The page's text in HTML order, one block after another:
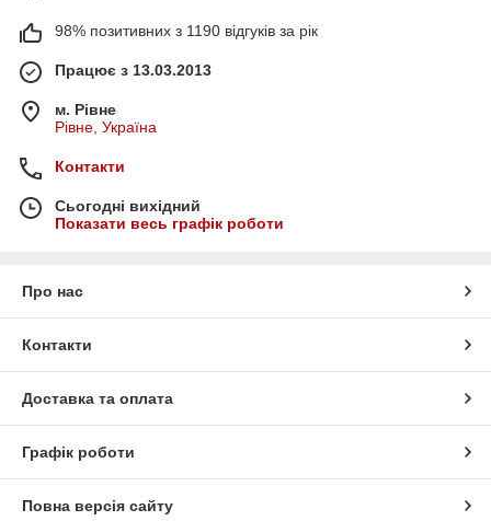
98% позитивних з 1190 відгуків за рік
Працює з 13.03.2013
м. Рівне
Рівне, Україна
Контакти
Сьогодні вихідний
Показати весь графік роботи
Про нас
Контакти
Доставка та оплата
Графік роботи
Повна версія сайту